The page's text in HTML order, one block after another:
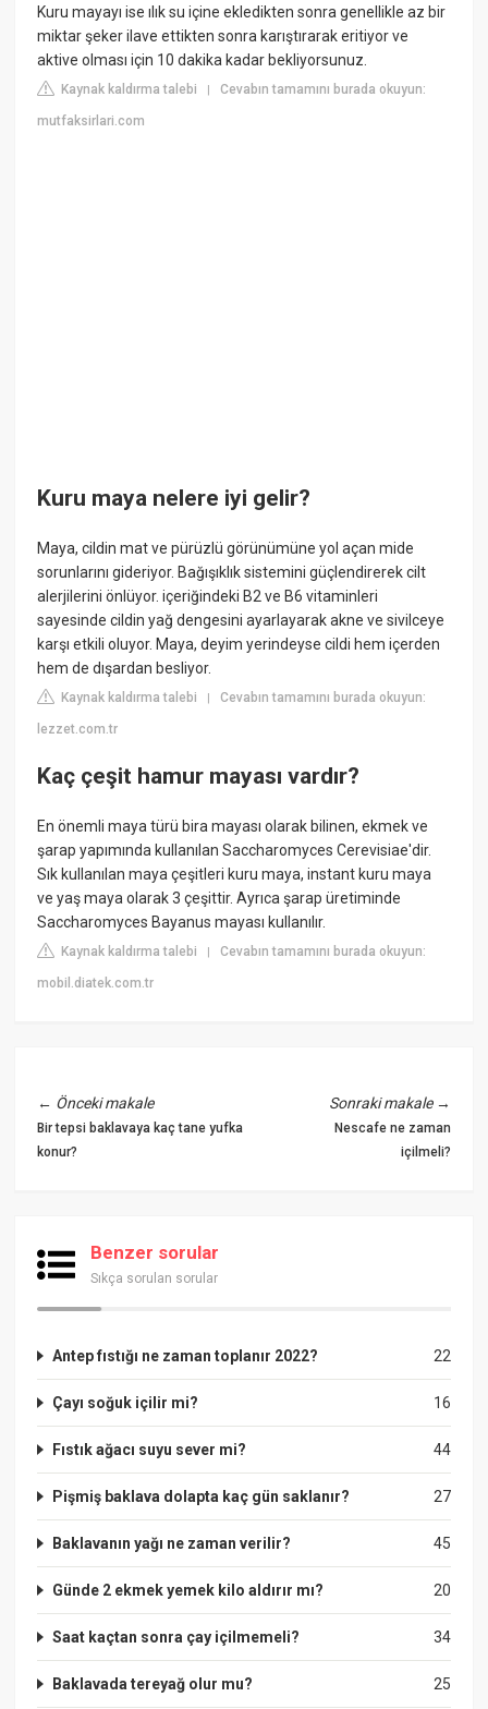
Kuru mayayı ise ılık su içine ekledikten sonra genellikle az bir
miktar şeker ilave ettikten sonra karıştırarak eritiyor ve
aktive olması için 10 dakika kadar bekliyorsunuz.
Kaynak kaldırma talebi |Cevabın tamamını burada okuyun:
mutfaksirlari.com
Kuru maya nelere iyi gelir?
Maya, cildin mat ve pürüzlü görünümüne yol açan mide
sorunlarını gideriyor. Bağışıklık sistemini güçlendirerek cilt
alerjilerini önlüyor. içeriğindeki B2 ve B6 vitaminleri
sayesinde cildin yağ dengesini ayarlayarak akne ve sivilceye
karşı etkili oluyor. Maya, deyim yerindeyse cildi hem içerden
hem de dışardan besliyor.
Kaynak kaldırma talebi |Cevabın tamamını burada okuyun:
lezzet.com.tr
Kaç çeşit hamur mayası vardır?
En önemli maya türü bira mayası olarak bilinen, ekmek ve
şarap yapımında kullanılan Saccharomyces Cerevisiae'dir.
Sık kullanılan maya çeşitleri kuru maya, instant kuru maya
ve yaş maya olarak 3 çeşittir. Ayrıca şarap üretiminde
Saccharomyces Bayanus mayası kullanılır.
Kaynak kaldırma talebi |Cevabın tamamını burada okuyun:
mobil.diatek.com.tr
← Önceki makale
Bir tepsi baklavaya kaç tane yufka
konur?
Sonraki makale→
Nescafe ne zaman
içilmeli?
Benzer sorular
Sıkça sorulan sorular
22
Antep fıstığı ne zaman toplanır 2022?
16
Çayı soğuk içilir mi?
44
Fıstık ağacı suyu sever mi?
27
Pişmiş baklava dolapta kaç gün saklanır?
45
Baklavanın yağı ne zaman verilir?
20
Günde 2 ekmek yemek kilo aldırır mı?
34
Saat kaçtan sonra çay içilmemeli?
25
Baklavada tereyağ olur mu?